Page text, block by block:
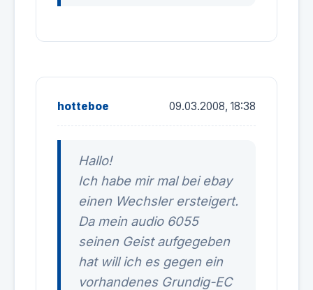
hotteboe 09.03.2008, 18:38
Hallo!
Ich habe mir mal bei ebay
einen Wechsler ersteigert.
Da mein audio 6055
seinen Geist aufgegeben
hat will ich es gegen ein
vorhandenes Grundig-EC